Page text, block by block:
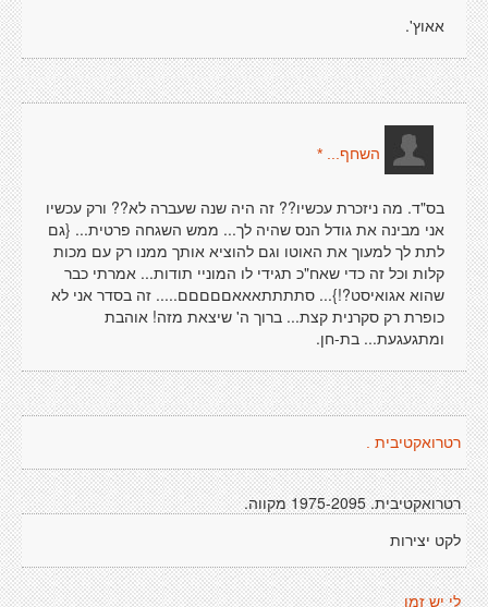
אאוץ'.
השחף... *
בס"ד. מה ניזכרת עכשיו?? זה היה שנה שעברה לא?? ורק עכשיו
אני מבינה את גודל הנס שהיה לך... ממש השגחה פרטית... {גם
לתת לך למעוך את האוטו וגם להוציא אותך ממנו רק עם מכות
קלות וכל זה כדי שאח"כ תגידי לו המוניי תודות... אמרתי כבר
שהוא אגואיסט?!}... סתתתתאאאםםםםם..... זה בסדר אני לא
כופרת רק סקרנית קצת... ברוך ה' שיצאת מזה! אוהבת
ומתגעגעת... בת-חן.
רטרואקטיבית .
רטרואקטיבית. 1975-2095 מקווה.
לקט יצירות
לי יש זמן